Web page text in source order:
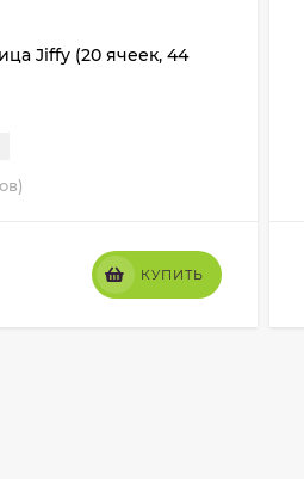
Jiffy (20 ячеек, 44
КУПИТЬ